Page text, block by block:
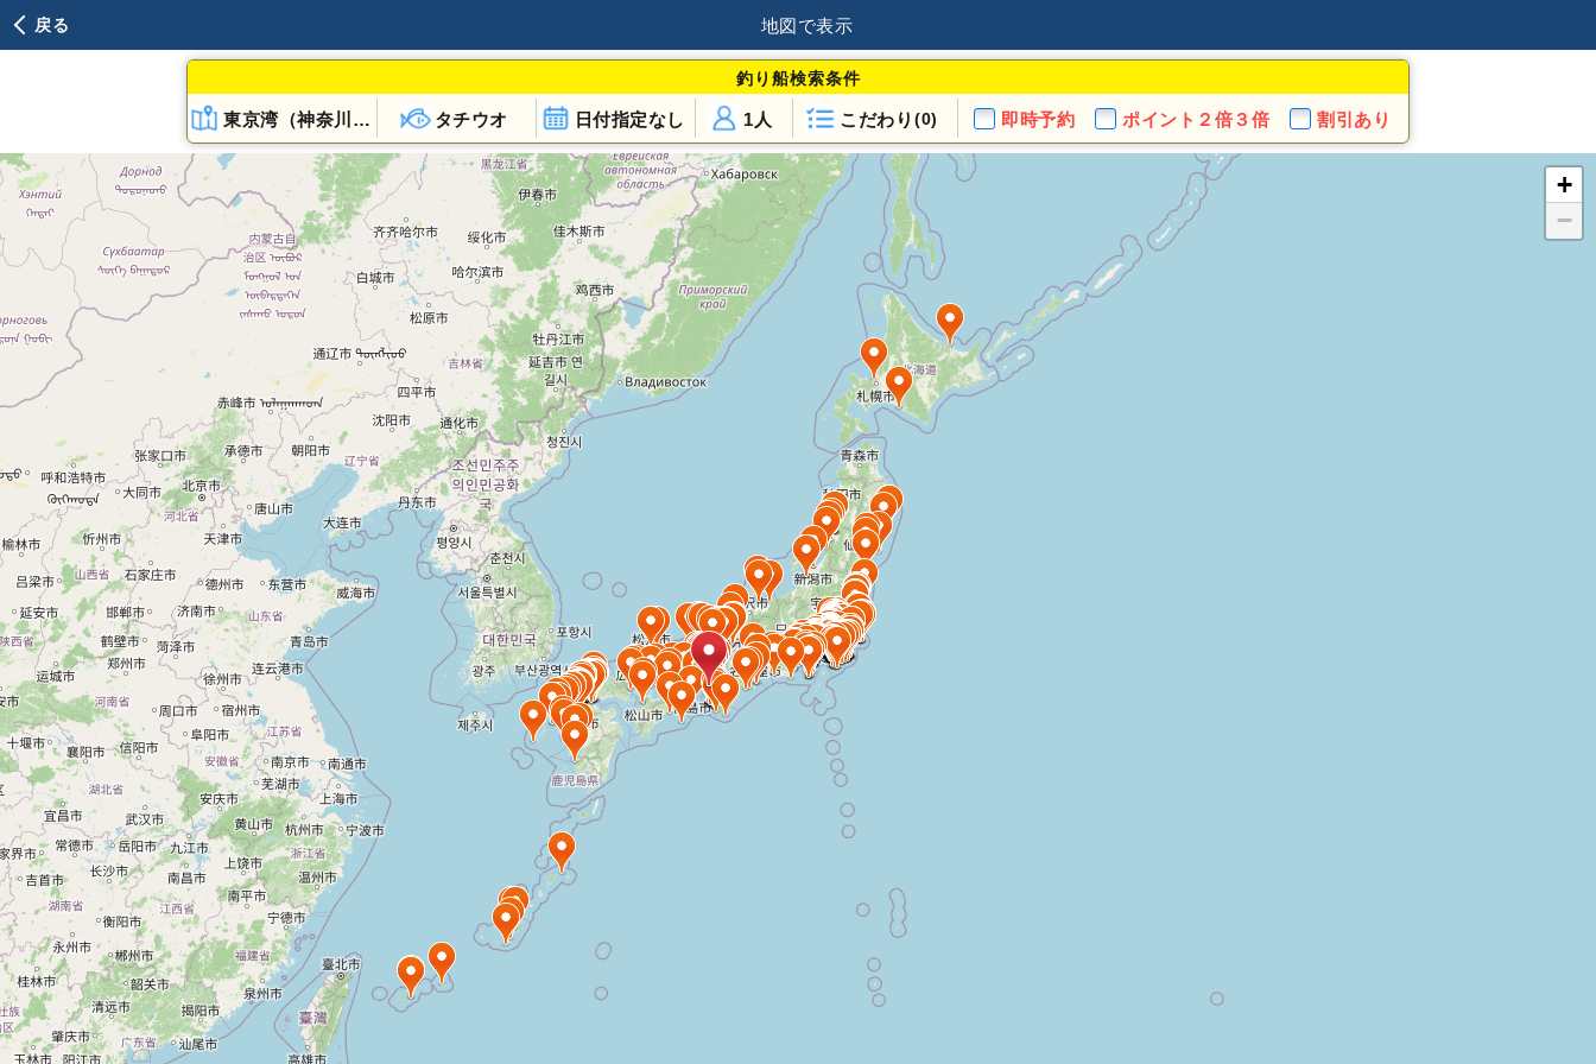
戻る 地図で表示
釣り船検索条件
東京湾（神奈川県） タチウオ 日付指定なし こだわり (0)
1人 即時予約 ポイント ２倍３倍 割引あり
+
−